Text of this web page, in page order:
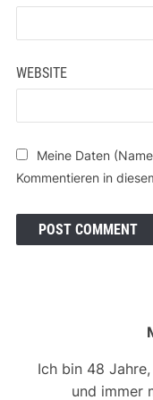
WEBSITE
Meine Daten
Kommentieren in
Ich bin 48
und immer